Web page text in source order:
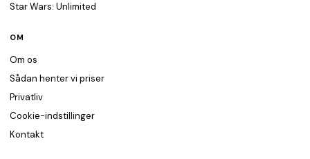
Star Wars: Unlimited
OM
Om os
Sådan henter vi priser
Privatliv
Cookie-indstillinger
Kontakt